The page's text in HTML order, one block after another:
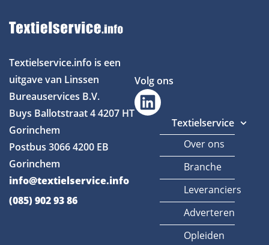
Textielservice.info is een
uitgave van Linssen
Bureauservices B.V.
Buys Ballotstraat 44207 HT
Gorinchem
Postbus 30664200 EB
Gorinchem
info@textielservice.info
(085) 902 93 86
Volg ons
Textielservice
Over ons
Branche
Leveranciers
Adverteren
Opleiden